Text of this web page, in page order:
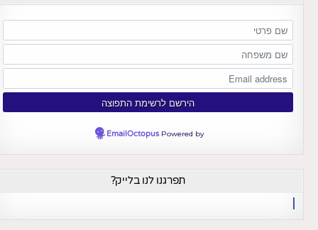
Powered by
EmailOctopus
תפרגנו לנו בלייק?